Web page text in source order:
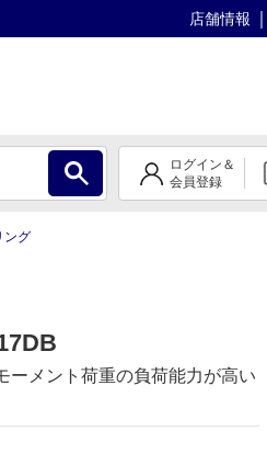
店舗情報
ログイン＆
会員登録
ング
ーメント荷重の負荷能力が高い